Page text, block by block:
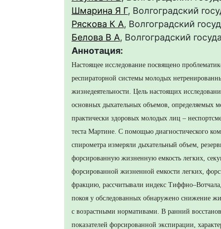
Шмарина Я Г, Волгоградский
Ряскова К А, Волгоградский
Белова В А, Волгоградский
Аннотация:
Настоящее исследование посвящено
респираторной системы молодых
жизнедеятельности. Цель настоящих
основных дыхательных объемов, определяемых
практически здоровых молодых лиц –
теста Мартине. С помощью диагностического
спирометра измеряли дыхательный объем,
форсированную жизненную емкость легких,
форсированной жизненной емкости легких,
фракцию, рассчитывали индекс
покоя у обследованных обнаружено снижение
с возрастными нормативами. В ранний
показателей форсированной экспирации,